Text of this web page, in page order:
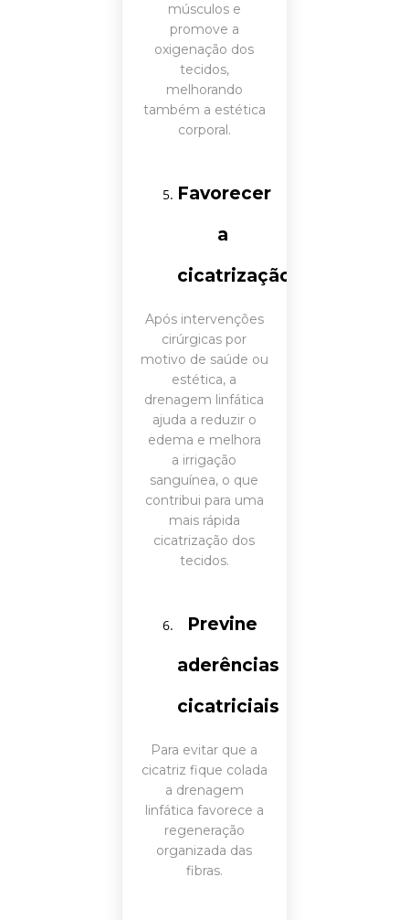
músculos e
promove a
oxigenação dos
tecidos,
melhorando
também a estética
corporal.
Favorecer
a
cicatrização
Após intervenções
cirúrgicas por
motivo de saúde ou
estética, a
drenagem linfática
ajuda a reduzir o
edema e melhora
a irrigação
sanguínea, o que
contribui para uma
mais rápida
cicatrização dos
tecidos.
Previne
aderências
cicatriciais
Para evitar que a
cicatriz fique colada
a drenagem
linfática favorece a
regeneração
organizada das
fibras.